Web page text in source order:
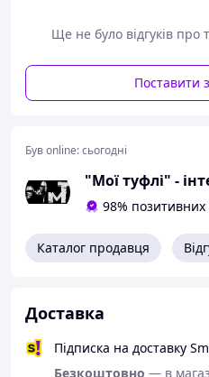
розмір
розмір 40 -
Можлива похибка
необхідний
Вам
Зателефонуйте
Ще не було відгуків про
Поставити
Був online:сьогодні
98% позитивних
Каталог продавця
Доставка
Підписка на доставку
Безкоштовно — в